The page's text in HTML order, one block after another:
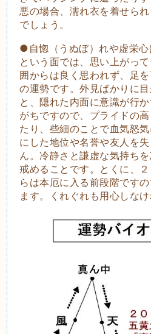
悪の場合、濡れ衣を着せら
でしょう。
●自惚（うぬぼ）れや虚栄
という面では、思い上がっ
囲からは良く思われず、足
の運勢です。外見ばかりに
と、隠れた内面に意識が行
がちですので、プライドの
たり、些細のことで血気怒
にした地位や名誉や友人を
ん。冷静さと謙虚な気持ちを
戒めることです。とくに、
らは本厄に入る前段階です
ます。くれぐれも用心しなけ